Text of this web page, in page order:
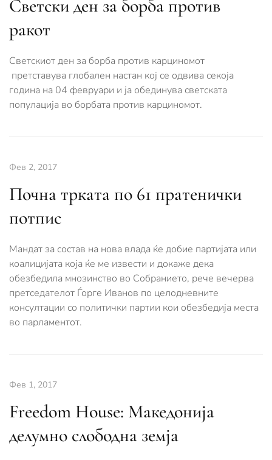
Светски ден за борба против
ракот
Светскиот ден за борба против карциномот
претставува глобален настан кој се одвива секоја
година на 04 февруари и ја обединува светската
популација во борбата против карциномот.
Фев 2, 2017
Почна трката по 61 пратенички
потпис
Мандат за состав на нова влада ќе добие партијата или
коалицијата која ќе ме извести и докаже дека
обезбедила мнозинство во Собранието, рече вечерва
претседателот Ѓорге Иванов по целодневните
консултации со политички партии кои обезбедија места
во парламентот.
Фев 1, 2017
Freedom House: Македонија
делумно слободна земја